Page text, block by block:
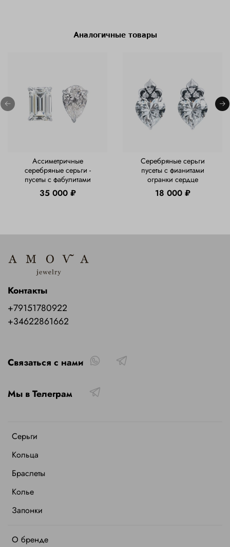
Аналогичные товары
Ассиметричные
серебряные серьги -
пусеты с фабулитами
35 000 ₽
Серебряные серьги
пусеты с фианитами
огранки сердце
18 000 ₽
Серьги
Кольца
Браслеты
Колье
Запонки
О бренде
Контакты
+79151780922
+34622861662
Связаться с нами
Мы в Телеграм